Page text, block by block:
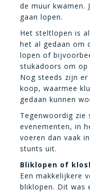
de muur kwamen.
gaan lopen.
Het steltlopen is
het al gedaan om
lopen of
stukadoors om op
Nog steeds zijn
koop, waarmee
gedaan kunnen
Tegenwoordig
evenementen, in
voeren dan vaak
stunts uit.
Bliklopen of
Een makkelijkere
bliklopen. Dit was